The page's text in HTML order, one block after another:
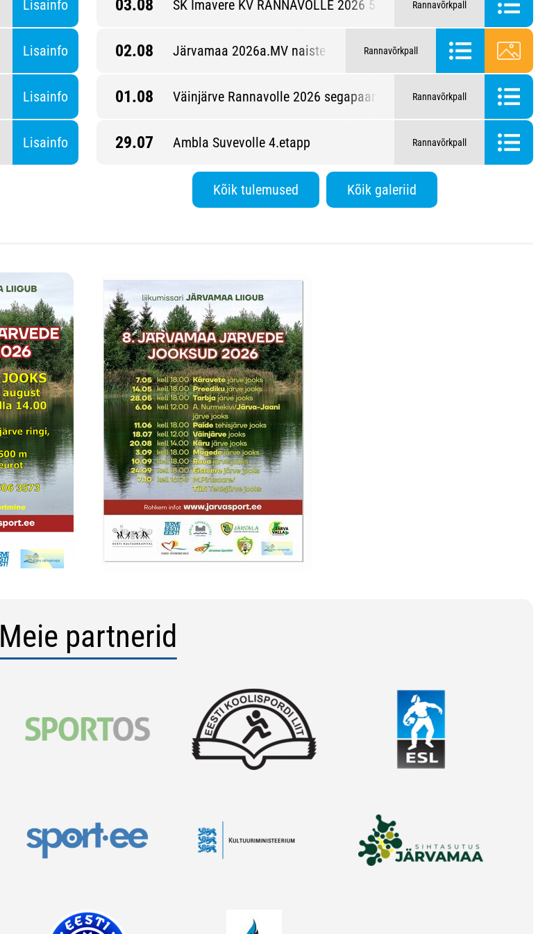
Lisainfo
Lisainfo
Lisainfo
Lisainfo
03.08 SK Imavere KV RANNAVOLLE 2026 5. etappRannavõrkpall
02.08 Järvamaa 2026a.MV naiste rannavolles
Rannavõrkpall
01.08 Väinjärve Rannavolle 2026 segapaarid 4. etappRannavõrkpall
29.07 Ambla Suvevolle 4.etapp Rannavõrkpall
Kõik tulemused Kõik galeriid
Meie partnerid